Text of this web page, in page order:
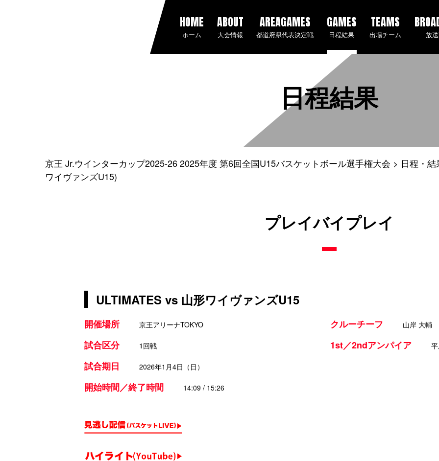
HOME
ホーム
ABOUT
大会情報
AREAGAMES
都道府県代表決定戦
GAMES
日程結果
TEAMS
出場チーム 放
日程結果
京王 Jr.ウインターカップ2025-26 2025年度 第6回全国U15バスケットボール選手権大会 日程・結
ワイヴァンズU15)
プレイバイプレイ
ULTIMATES vs 山形ワイヴァンズU15
開催場所 京王アリーナTOKYO
試合区分 1回戦
試合期日 2026年1月4日（日）
開始時間／終了時間 14:09 / 15:26
クルーチーフ 山岸 大輔
1st／2ndアンパイア